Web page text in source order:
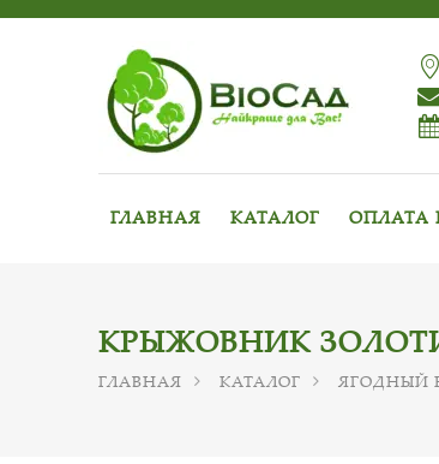
ГЛАВНАЯ КАТАЛОГ ОПЛАТА
КРЫЖОВНИК
ГЛАВНАЯ КАТАЛОГ ЯГОДНЫЙ